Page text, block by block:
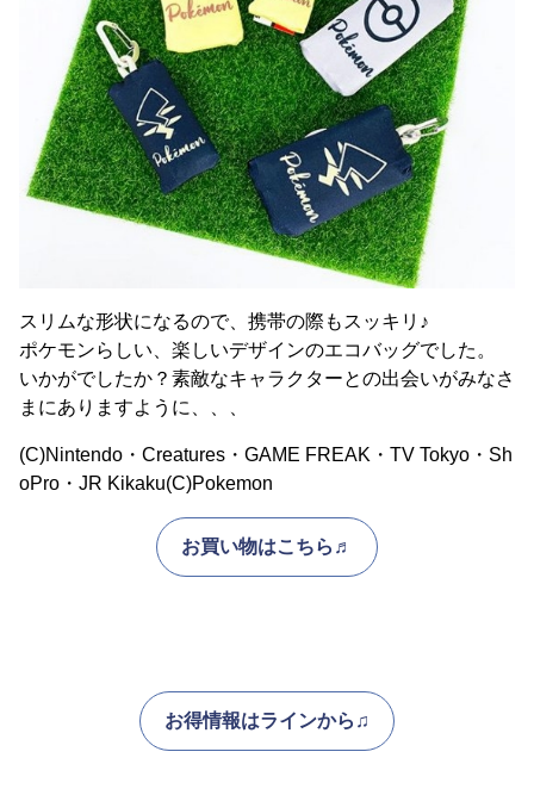
スリムな形状になるので、携帯の際もスッキリ♪
ポケモンらしい、楽しいデザインのエコバッグでした。
いかがでしたか？素敵なキャラクターとの出会いがみなさ
まにありますように、、、
(C)Nintendo・Creatures・GAME FREAK・TV Tokyo・Sh
oPro・JR Kikaku(C)Pokemon
お買い物はこちら♬
お得情報はラインから♫